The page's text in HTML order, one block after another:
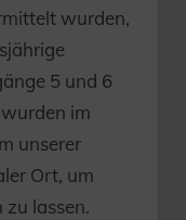
wurden,
5 und 6
im
unserer
Ort, um
zu lassen.